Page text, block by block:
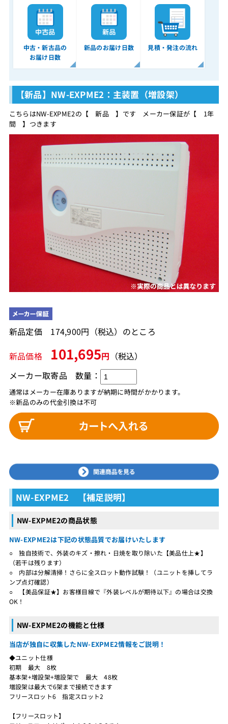
中古・新古品の
お届け日数
新品のお届け日数 見積・発注の流れ
【新品】NW-EXPME2：主装置（増設架）
こちらはNW-EXPME2の【 新品 】です メーカー保証が【 1年
間 】つきます
新品定価 174,900円（税込）のところ
新品価格 101,695円 （税込）
メーカー取寄品
通常はメーカー在庫ありますが納期に時間がかかります。
※新品のみの代金引換は不可
数量：
NW-EXPME2 【補足説明】
NW-EXPME2の商品状態
NW-EXPME2は下記の状態品質でお届けいたします
○ 独自技術で、外装のキズ・擦れ・日焼を取り除いた【美品仕上★】
（若干は残ります）
○ 内部は分解清掃！さらに全スロット動作試験！（ユニットを挿してラ
ンプ点灯確認）
○ 【美品保証★】お客様目線で『外装レベルが期待以下』の場合は交換
OK！
NW-EXPME2の機能と仕様
当店が独自に収集したNW-EXPME2情報をご説明！
◆ユニット仕様
初期 最大 8枚
基本架+増設架+増設架で 最大 48枚
増設架は最大で6架まで接続できます
フリースロット6 指定スロット2
【フリースロット】